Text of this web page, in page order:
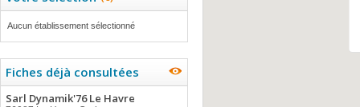
Aucun établissement sélectionné
Fiches déjà consultées
Sarl Dynamik'76 Le Havre